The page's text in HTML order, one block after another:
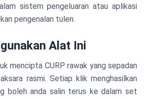
sistem pengeluaran atau aplikasi
pengenalan tulen.
Alat Ini
mencipta CURP rawak yang sepadan
rasmi. Setiap klik menghasilkan
boleh anda salin terus ke dalam set